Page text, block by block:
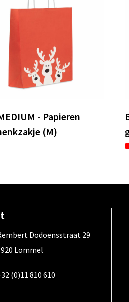
- Papieren
(M)
Dodoensstraat 29
Lommel
(0)11 810 610